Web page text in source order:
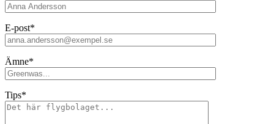
E-post*
Ämne*
Tips*